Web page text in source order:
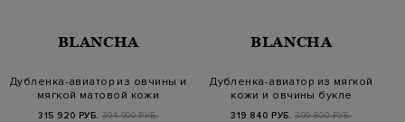
BLANCHA
Дубленка-авиатор из овчины и
мягкой матовой кожи
315 920 РУБ. 394 900 РУБ.
BLANCHA
Дубленка-авиатор из мягкой
кожи и овчины букле
319 840 РУБ. 399 800 РУБ.